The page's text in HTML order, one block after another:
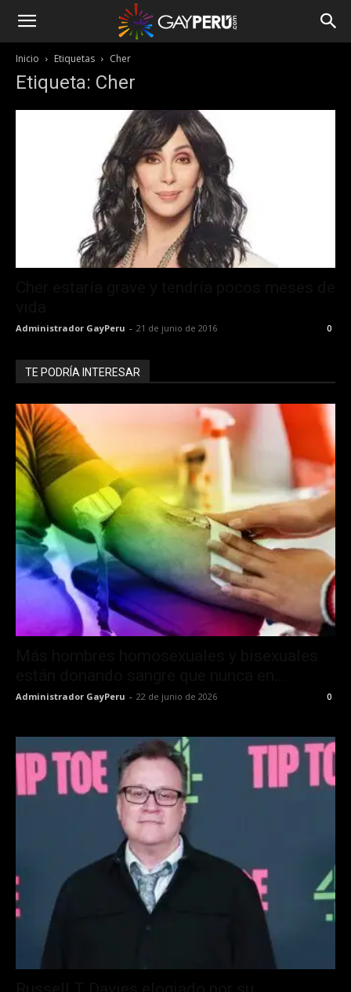
Inicio Etiquetas Cher
Etiqueta: Cher
Administrador GayPeru - 21 de junio de 2016 0
TE PODRÍA INTERESAR
Administrador GayPeru - 22 de junio de 2026 0